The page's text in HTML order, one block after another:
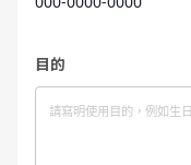
目的